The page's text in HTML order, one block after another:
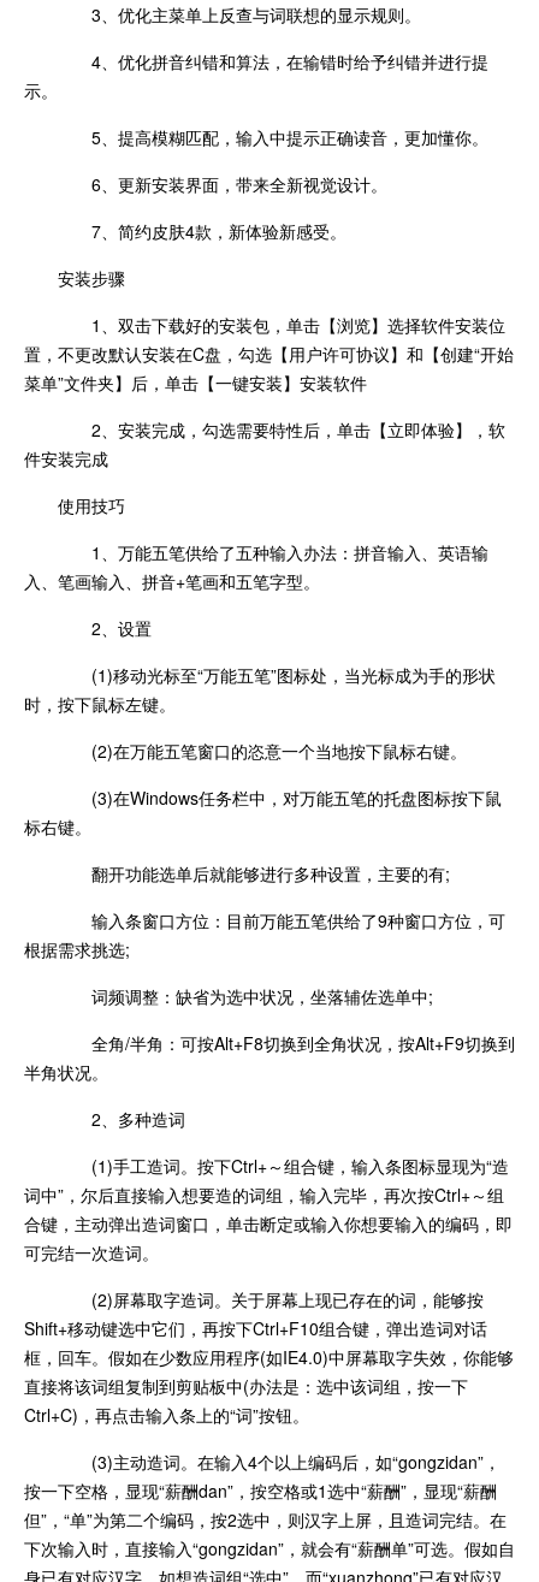
3、优化主菜单上反查与词联想的显示规则。
4、优化拼音纠错和算法，在输错时给予纠错并进行提
示。
5、提高模糊匹配，输入中提示正确读音，更加懂你。
6、更新安装界面，带来全新视觉设计。
7、简约皮肤4款，新体验新感受。
安装步骤
1、双击下载好的安装包，单击【浏览】选择软件安装位
置，不更改默认安装在C盘，勾选【用户许可协议】和【创建“开始
菜单”文件夹】后，单击【一键安装】安装软件
2、安装完成，勾选需要特性后，单击【立即体验】，软
件安装完成
使用技巧
1、万能五笔供给了五种输入办法：拼音输入、英语输
入、笔画输入、拼音+笔画和五笔字型。
2、设置
(1)移动光标至“万能五笔”图标处，当光标成为手的形状
时，按下鼠标左键。
(2)在万能五笔窗口的恣意一个当地按下鼠标右键。
(3)在Windows任务栏中，对万能五笔的托盘图标按下鼠
标右键。
翻开功能选单后就能够进行多种设置，主要的有;
输入条窗口方位：目前万能五笔供给了9种窗口方位，可
根据需求挑选;
词频调整：缺省为选中状况，坐落辅佐选单中;
全角/半角：可按Alt+F8切换到全角状况，按Alt+F9切换到
半角状况。
2、多种造词
(1)手工造词。按下Ctrl+～组合键，输入条图标显现为“造
词中”，尔后直接输入想要造的词组，输入完毕，再次按Ctrl+～组
合键，主动弹出造词窗口，单击断定或输入你想要输入的编码，即
可完结一次造词。
(2)屏幕取字造词。关于屏幕上现已存在的词，能够按
Shift+移动键选中它们，再按下Ctrl+F10组合键，弹出造词对话
框，回车。假如在少数应用程序(如IE4.0)中屏幕取字失效，你能够
直接将该词组复制到剪贴板中(办法是：选中该词组，按一下
Ctrl+C)，再点击输入条上的“词”按钮。
(3)主动造词。在输入4个以上编码后，如“gongzidan”，
按一下空格，显现“薪酬dan”，按空格或1选中“薪酬”，显现“薪酬
但”，“单”为第二个编码，按2选中，则汉字上屏，且造词完结。在
下次输入时，直接输入“gongzidan”，就会有“薪酬单”可选。假如自
身已有对应汉字，如想造词组“选中”，而“xuanzhong”已有对应汉